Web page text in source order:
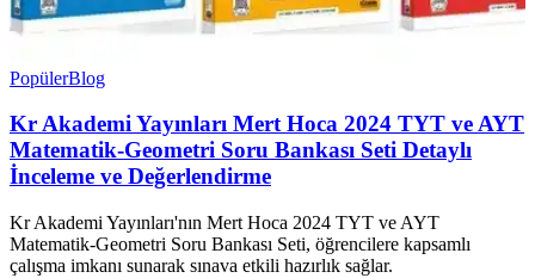
PopülerBlog
Kr Akademi Yayınları Mert Hoca 2024 TYT ve AYT
Matematik-Geometri Soru Bankası Seti Detaylı
İnceleme ve Değerlendirme
Kr Akademi Yayınları'nın Mert Hoca 2024 TYT ve AYT
Matematik-Geometri Soru Bankası Seti, öğrencilere kapsamlı
çalışma imkanı sunarak sınava etkili hazırlık sağlar.